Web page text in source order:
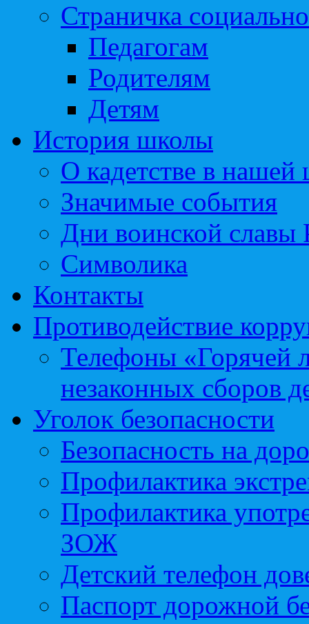
Страничка
Педагогам
Родителям
Детям
История школы
О кадетстве в нашей
Значимые события
Дни воинской славы
Символика
Контакты
Противодействие
Телефоны «Горячей
незаконных сборов
Уголок безопасности
Безопасность на
Профилактика
Профилактика
ЗОЖ
Детский телефон
Паспорт дорожной